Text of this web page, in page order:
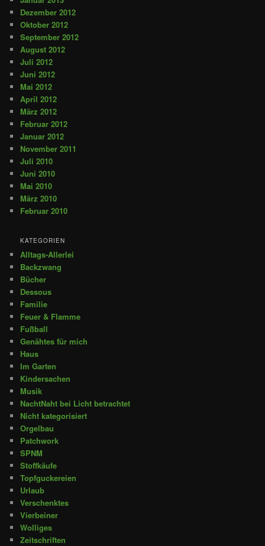
Dezember 2012
Oktober 2012
September 2012
August 2012
Juli 2012
Juni 2012
Mai 2012
April 2012
März 2012
Februar 2012
Januar 2012
November 2011
Juli 2010
Juni 2010
Mai 2010
März 2010
Februar 2010
KATEGORIEN
Alltags-Allerlei
Backzwang
Bücher
Dessous
Familie
Feuer & Flamme
Fußball
Genähtes für mich
Haus
Im Garten
Kindersachen
Musik
NachtNaht bei Licht betrachtet
Nicht kategorisiert
Orgelbau
Patchwork
SPNM
Stoffkäufe
Topfguckereien
Urlaub
Verschenktes
Vierbeiner
Wolliges
Zeitschriften